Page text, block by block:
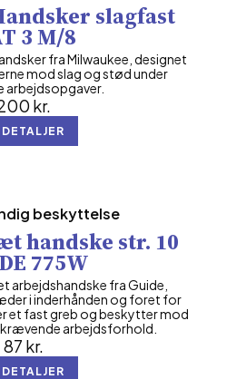
slagfast
3 M/8
fra Milwaukee, designet
mod slag og stød under
kr.
DETALJER
beskyttelse
handske str. 10
775W
arbejdshandske fra Guide,
i inderhånden og foret for
et fast greb og beskytter mod
arbejdsforhold.
87 kr.
DETALJER